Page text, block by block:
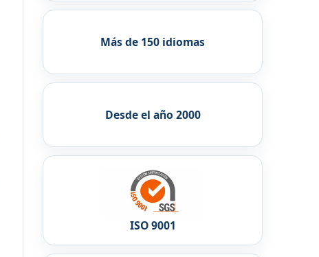
Más de 150 idiomas
Desde el año 2000
ISO 9001